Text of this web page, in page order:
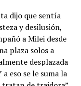
dijo que sentía
y desilusión,
a Milei desde
plaza solos a
desplazada
eso se le suma la